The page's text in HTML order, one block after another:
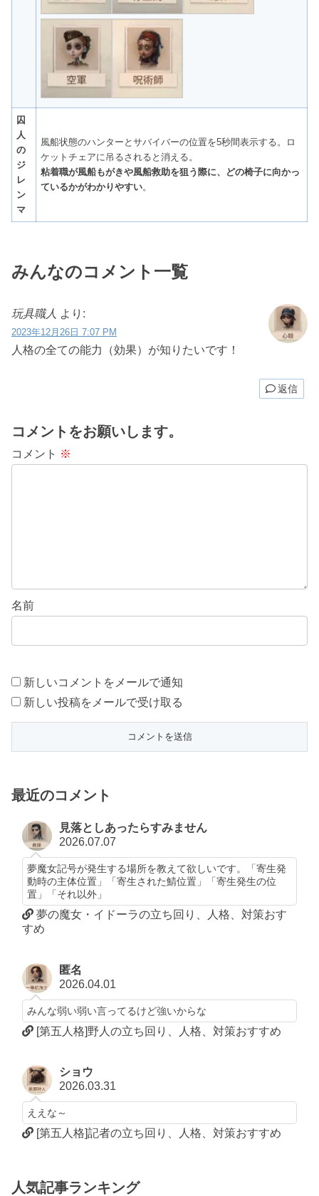
囚
人
の
ジ
レ
ン
マ
風船状態のハンターとサバイバーの位置を5秒間表示する。ロ
ケットチェアに吊るされると消える。
粘着職が風船もがきや風船救助を狙う際に、どの椅子に向かっ
ているかがわかりやすい。
みんなのコメント一覧
玩具職人 より:
2023年12月26日 7:07 PM
人格の全ての能力（効果）が知りたいです！
返信
コメントをお願いします。
コメント ※
名前
新しいコメントをメールで通知
新しい投稿をメールで受け取る
最近のコメント
見落としあったらすみません
2026.07.07
夢魔女記号が発生する場所を教えて欲しいです。「寄生発
動時の主体位置」「寄生された鯖位置」「寄生発生の位
置」「それ以外」
夢の魔女・イドーラの立ち回り、人格、対策おす
すめ
匿名
2026.04.01
みんな弱い弱い言ってるけど強いからな
[第五人格]野人の立ち回り、人格、対策おすすめ
ショウ
2026.03.31
ええな～
[第五人格]記者の立ち回り、人格、対策おすすめ
人気記事ランキング